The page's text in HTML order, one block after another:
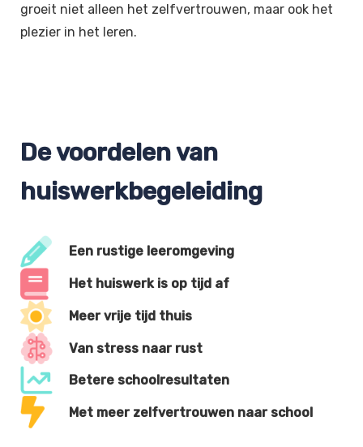
groeit niet alleen het zelfvertrouwen, maar ook het
plezier in het leren.
De voordelen van
huiswerkbegeleiding
Een rustige leeromgeving
Het huiswerk is op tijd af
Meer vrije tijd thuis
Van stress naar rust
Betere schoolresultaten
Met meer zelfvertrouwen naar school